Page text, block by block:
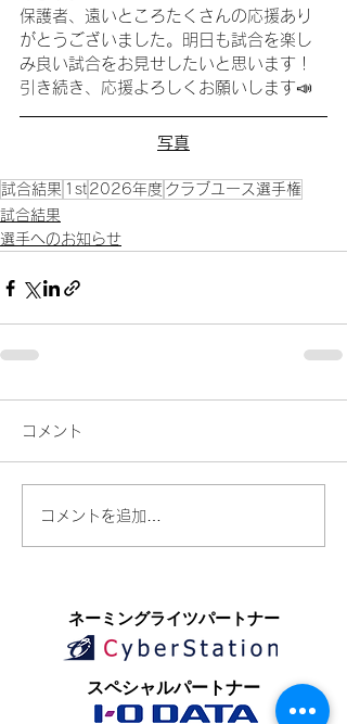
保護者、遠いところたくさんの応援あり
がとうございました。明日も試合を楽し
み良い試合をお見せしたいと思います！
引き続き、応援よろしくお願いします📣
写真
試合結果 1st 2026年度 クラブユース選手権
試合結果
選手へのお知らせ
コメント
コメントを追加…
​ネーミングライツパートナー
​スペシャルパートナー